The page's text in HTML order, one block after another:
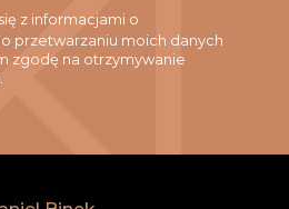
z informacjami o
przetwarzaniu moich danych
zgodę na otrzymywanie